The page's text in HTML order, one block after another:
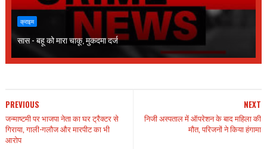
क्राइम
सास - बहू को मारा चाकू, मुकदमा दर्ज
NEXT
निजी अस्पताल में ऑपरेशन के बाद महिला की
मौत, परिजनों ने किया हंगामा
PREVIOUS
जन्माष्टमी पर भाजपा नेता का घर ट्रैक्टर से
गिराया, गाली-गलौज और मारपीट का भी
आरोप